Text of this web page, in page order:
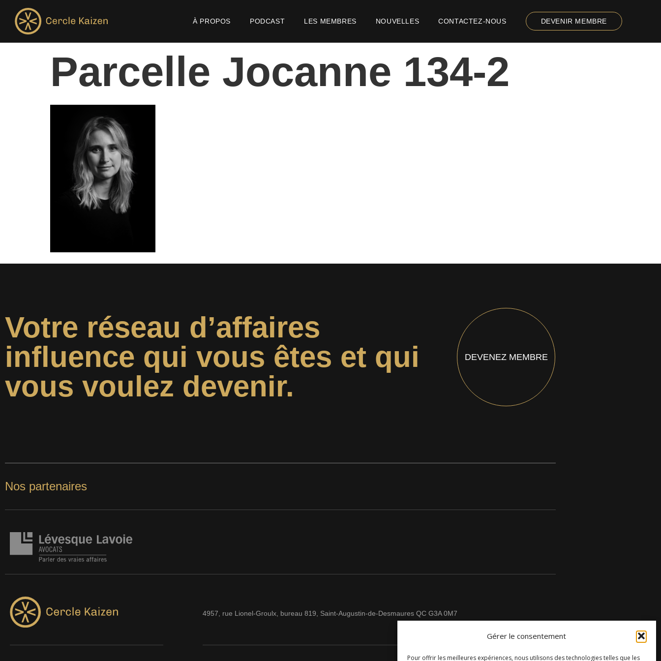
Gérer le consentement
Pour offrir les meilleures expériences, nous utilisons des technologies telles que les
À PROPOS PODCAST LES MEMBRES NOUVELLES CONTACTEZ-NOUS DEVENIR MEMBRE
Parcelle Jocanne 134-2
Votre réseau d’affaires
influence qui vous êtes et qui
vous voulez devenir.
DEVENEZ MEMBRE
Nos partenaires
4957, rue Lionel-Groulx, bureau 819, Saint-Augustin-de-Desmaures QC G3A 0M7